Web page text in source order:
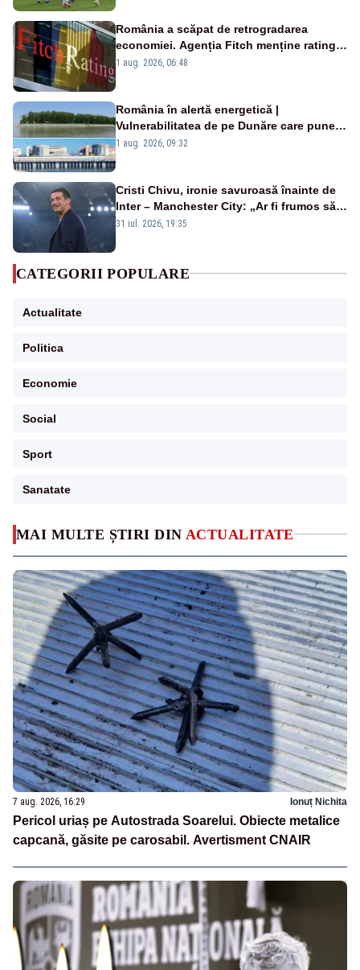
MAI MULTE ȘTIRI DIN ACTUALITATE
7 aug. 2026, 16:29 Ionuț Nichita
Pericol uriaș pe Autostrada Soarelui. Obiecte metalice
capcană, găsite pe carosabil. Avertisment CNAIR
România a scăpat de retrogradarea
economiei. Agenția Fitch menține ratingul
„BBB-” cu perspectivă negativă
1 aug. 2026, 06:48
România în alertă energetică |
Vulnerabilitatea de pe Dunăre care pune
în pericol Centrala Cernavodă era
1 aug. 2026, 09:32
Cristi Chivu, ironie savuroasă înainte de
Inter – Manchester City: „Ar fi frumos să
mai cumpărați și de la noi”
31 iul. 2026, 19:35
CATEGORII POPULARE
Actualitate
Politica
Economie
Social
Sport
Sanatate